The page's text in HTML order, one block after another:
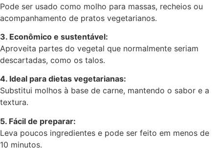
Pode ser usado como molho para massas, recheios ou
acompanhamento de pratos vegetarianos.
3. Econômico e sustentável:
Aproveita partes do vegetal que normalmente seriam
descartadas, como os talos.
4. Ideal para dietas vegetarianas:
Substitui molhos à base de carne, mantendo o sabor e a
textura.
5. Fácil de preparar:
Leva poucos ingredientes e pode ser feito em menos de
10 minutos.